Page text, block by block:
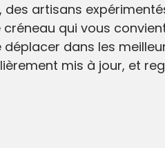
artisans
qui vous
dans les
mis à jour, et